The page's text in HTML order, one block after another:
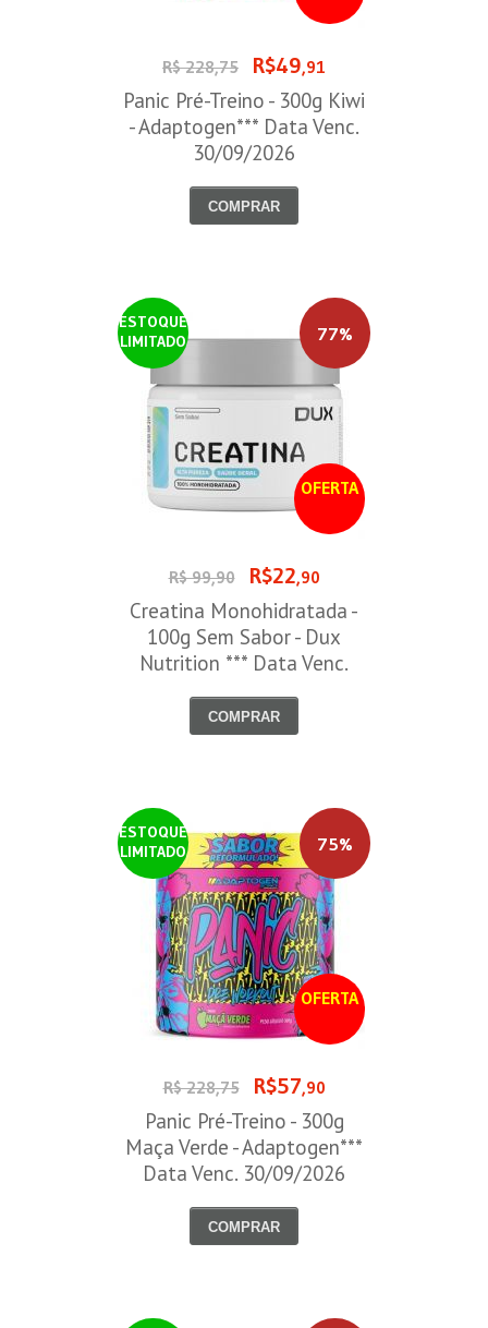
R$ 228,75 R$49,91
Panic Pré-Treino - 300g Kiwi
- Adaptogen*** Data Venc.
30/09/2026
COMPRAR
ESTOQUE
LIMITADO
OFERTA
77%
R$ 99,90 R$22,90
Creatina Monohidratada -
100g Sem Sabor - Dux
Nutrition *** Data Venc.
COMPRAR
ESTOQUE
LIMITADO
OFERTA
75%
R$ 228,75 R$57,90
Panic Pré-Treino - 300g
Maça Verde - Adaptogen***
Data Venc. 30/09/2026
COMPRAR